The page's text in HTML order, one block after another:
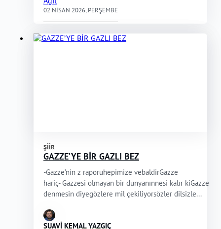
02 NISAN 2026, PERŞEMBE
ŞIIR
GAZZE’YE BİR GAZLI BEZ
-Gazze’nin z raporuhepimize vebaldirGazze
hariç- Gazzesi olmayan bir dünyanınnesi kalır kiGazze
denmesin diyegözlere mil çekiliyorsözler dilsizle...
SUAVİ KEMAL YAZGIÇ